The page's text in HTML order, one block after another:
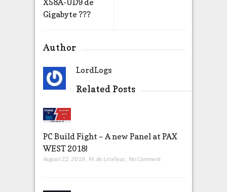
Gigabyte ???
Author
LordLogs
Related Posts
PC Build Fight – A new Panel at PAX
WEST 2018!
August 22, 2018, M. de Léséleuc, No Comment